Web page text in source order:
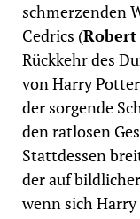
schmerzenden
Cedrics (
Rückkehr des
von Harry
der sorgende
den ratlosen
Stattdessen
der auf
wenn sich Harry